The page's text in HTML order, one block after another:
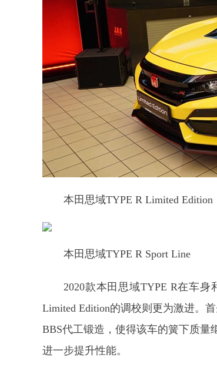
本田思域TYPE R Limited Edition
本田思域TYPE R Sport Line
2020款本田思域TYPE R在车
Limited Edition的调校则更为激进。
BBS代工锻造，使得该车的簧下质量
进一步提升性能。